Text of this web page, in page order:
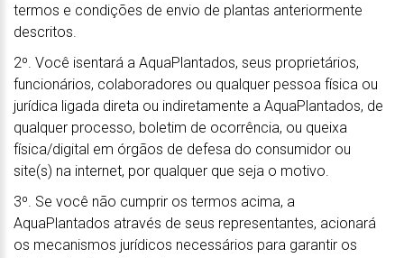
termos e condições de envio de plantas anteriormente
descritos.
2º. Você isentará a AquaPlantados, seus proprietários,
funcionários, colaboradores ou qualquer pessoa física ou
jurídica ligada direta ou indiretamente a AquaPlantados, de
qualquer processo, boletim de ocorrência, ou queixa
física/digital em órgãos de defesa do consumidor ou
site(s) na internet, por qualquer que seja o motivo.
3º. Se você não cumprir os termos acima, a
AquaPlantados através de seus representantes, acionará
os mecanismos jurídicos necessários para garantir os